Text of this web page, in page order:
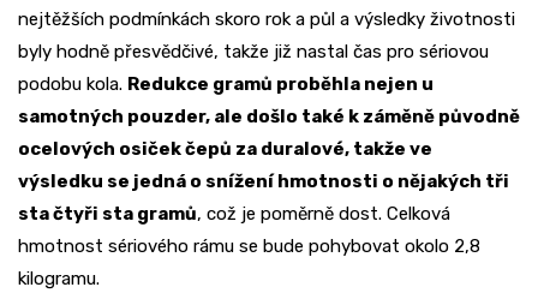
nejtěžších podmínkách skoro rok a půl a výsledky životnosti
byly hodně přesvědčivé, takže již nastal čas pro sériovou
podobu kola. Redukce gramů proběhla nejen u
samotných pouzder, ale došlo také k záměně původně
ocelových osiček čepů za duralové, takže ve
výsledku se jedná o snížení hmotnosti o nějakých tři
sta čtyři sta gramů, což je poměrně dost. Celková
hmotnost sériového rámu se bude pohybovat okolo 2,8
kilogramu.